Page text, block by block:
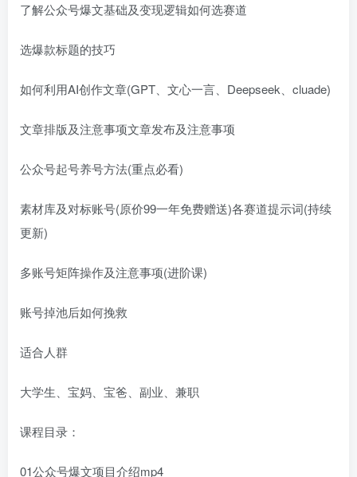
了解公众号爆文基础及变现逻辑如何选赛道
选爆款标题的技巧
如何利用AI创作文章(GPT、文心一言、Deepseek、cluade)
文章排版及注意事项文章发布及注意事项
公众号起号养号方法(重点必看)
素材库及对标账号(原价99一年免费赠送)各赛道提示词(持续
更新)
多账号矩阵操作及注意事项(进阶课)
账号掉池后如何挽救
适合人群
大学生、宝妈、宝爸、副业、兼职
课程目录：
01公众号爆文项目介绍mp4